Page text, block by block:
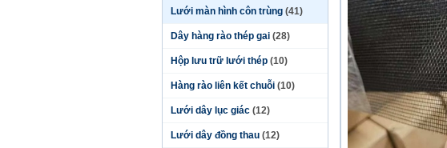
Lưới màn hình côn trùng (41)
Dây hàng rào thép gai (28)
Hộp lưu trữ lưới thép (10)
Hàng rào liên kết chuỗi (10)
Lưới dây lục giác (12)
Lưới dây đồng thau (12)